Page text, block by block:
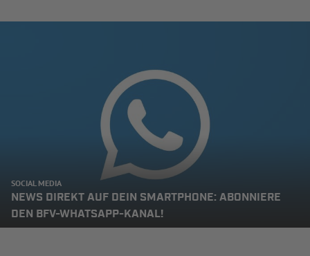
SOCIAL MEDIA
NEWS DIREKT AUF DEIN SMARTPHONE: ABONNIERE
DEN BFV-WHATSAPP-KANAL!